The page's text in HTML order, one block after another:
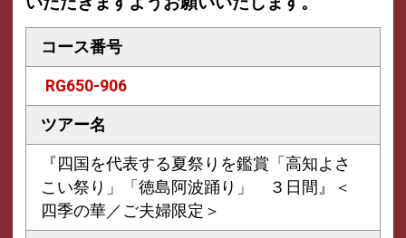
コース番号
RG650-906
ツアー名
『四国を代表する夏祭りを鑑賞「高知よさ
こい祭り」「徳島阿波踊り」 ３日間』＜
四季の華／ご夫婦限定＞